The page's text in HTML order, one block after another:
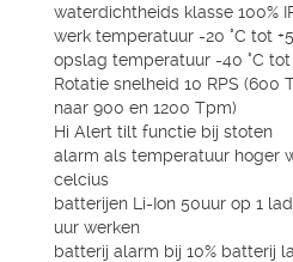
waterdichtheids klasse 100%
werk temperatuur -20 °C tot
opslag temperatuur -40 °C tot
Rotatie snelheid 10 RPS (600
naar 900 en 1200 Tpm)
Hi Alert tilt functie bij stoten
alarm als temperatuur hoger
celcius
batterijen Li-Ion 50uur op 1
uur werken
batterij alarm bij 10% batterij